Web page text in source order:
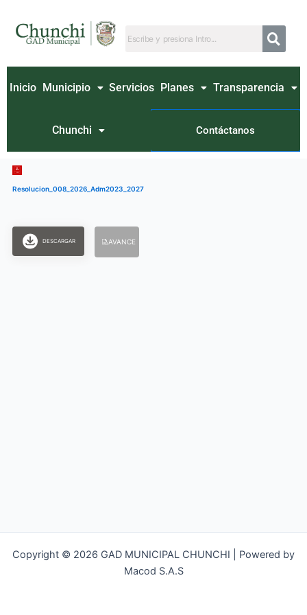
contenido
Inicio Municipio Servicios Planes Transparencia
Chunchi Contáctanos
Resolucion_008_2026_Adm2023_2027
DESCARGAR AVANCE
Copyright © 2026 GAD MUNICIPAL CHUNCHI | Powered by
Macod S.A.S